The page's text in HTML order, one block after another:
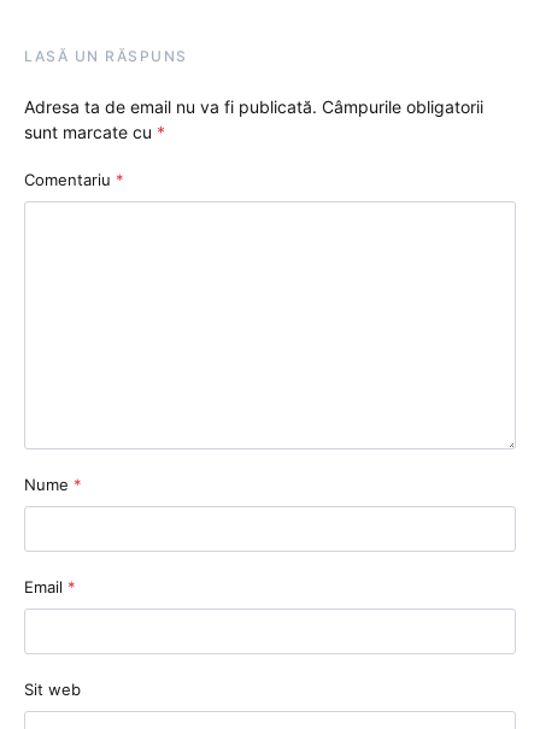
LASĂ UN RĂSPUNS
Adresa ta de email nu va fi publicată. Câmpurile obligatorii
sunt marcate cu *
Comentariu *
Nume *
Email *
Sit web